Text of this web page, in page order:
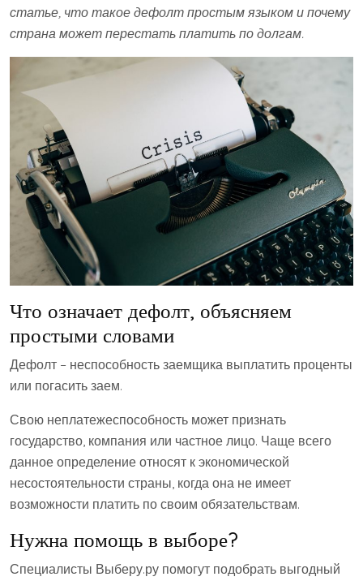
статье, что такое дефолт простым языком и почему
страна может перестать платить по долгам.
Что означает дефолт, объясняем
простыми словами
Дефолт – неспособность заемщика выплатить проценты
или погасить заем.
Свою неплатежеспособность может признать
государство, компания или частное лицо. Чаще всего
данное определение относят к экономической
несостоятельности страны, когда она не имеет
возможности платить по своим обязательствам.
Нужна помощь в выборе?
Специалисты Выберу.ру помогут подобрать выгодный